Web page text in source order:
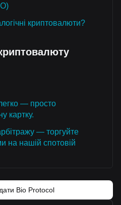
ширший плоский
пробиття з поточних зон
$0.0250, наступною
нижче
свідчить про те,
з короткостроковим
ціна залишатиметься
рівні$0.0221, очікується, що
у фазу
Бичачого
екосистеми.
криптовалюти?
— просто
картку.
— торгуйте
на нашій спотовій
Bio Protocol